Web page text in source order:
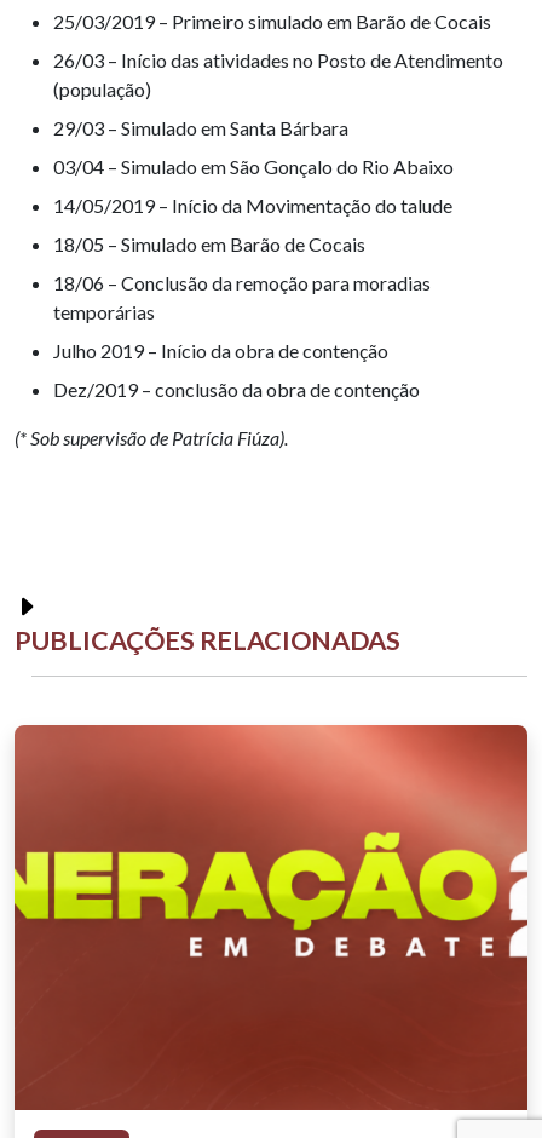
25/03/2019 – Primeiro simulado em Barão de Cocais
26/03 – Início das atividades no Posto de Atendimento
(população)
29/03 – Simulado em Santa Bárbara
03/04 – Simulado em São Gonçalo do Rio Abaixo
14/05/2019 – Início da Movimentação do talude
18/05 – Simulado em Barão de Cocais
18/06 – Conclusão da remoção para moradias
temporárias
Julho 2019 – Início da obra de contenção
Dez/2019 – conclusão da obra de contenção
(* Sob supervisão de Patrícia Fiúza).
PUBLICAÇÕES RELACIONADAS